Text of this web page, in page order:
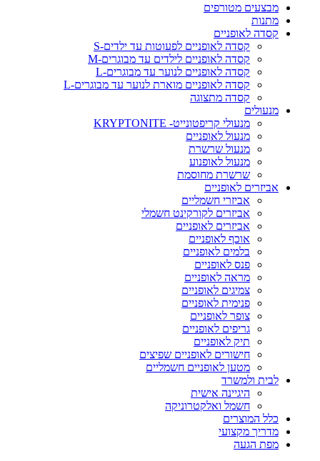
מבצעים מטורפים
מתנות
קסדה לאופניים
קסדה לאופניים לפעוטות עד ילדים-S
קסדה לאופניים לילדים עד מבוגרים-M
קסדה לאופניים לנוער עד מבוגרים-L
קסדה לאופניים מוארת לנוער עד מבוגרים-L
קסדה מתצוגה
מנעולים
מנעולי קריפטונייט- KRYPTONITE
מנעול לאופניים
מנעול שרשרת
מנעול לאופנוע
שרשרת מחוסמת
אביזרים לאופניים
אביזרי חשמליים
אביזרים לקורקינט חשמלי
אביזרים לאופניים
אוכף לאופניים
בלמים לאופניים
פנס לאופניים
מראה לאופניים
צמיגים לאופניים
פנימית לאופניים
צופר לאופניים
גריפים לאופניים
תיק לאופניים
חישורים לאופניים שפיצים
מטען לאופניים חשמליים
לבית ולמשרד
היגיינה אישית
חשמל ואלקטרוניקה
כלל המוצרים
מדריך מקצועי
מפת הגעה